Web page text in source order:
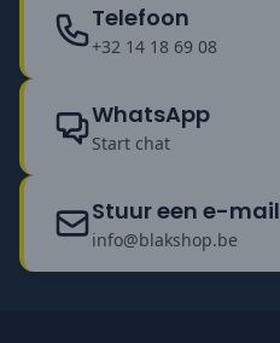
Telefoon
+32 14 18 69 08
WhatsApp
Start chat
Stuur een e-mail
info@blakshop.be